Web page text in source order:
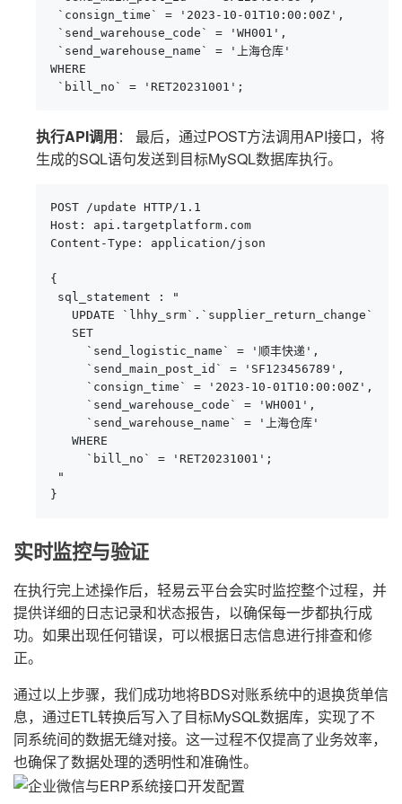
`consign_time` = '2023-10-01T10:00:00Z',
`send_warehouse_code` = 'WH001',
`send_warehouse_name` = '上海仓库'
WHERE
`bill_no` = 'RET20231001';
执行API调用： 最后，通过POST方法调用API接口，将
生成的SQL语句发送到目标MySQL数据库执行。
POST /update HTTP/1.1
Host: api.targetplatform.com
Content-Type: application/json
{
sql_statement : "
   UPDATE `lhhy_srm`.`supplier_return_change`
   SET
     `send_logistic_name` = '顺丰快递',
     `send_main_post_id` = 'SF123456789',
     `consign_time` = '2023-10-01T10:00:00Z',
     `send_warehouse_code` = 'WH001',
     `send_warehouse_name` = '上海仓库'
   WHERE
     `bill_no` = 'RET20231001';
"
}
实时监控与验证
在执行完上述操作后，轻易云平台会实时监控整个过程，并
提供详细的日志记录和状态报告，以确保每一步都执行成
功。如果出现任何错误，可以根据日志信息进行排查和修
正。
通过以上步骤，我们成功地将BDS对账系统中的退换货单信
息，通过ETL转换后写入了目标MySQL数据库，实现了不
同系统间的数据无缝对接。这一过程不仅提高了业务效率，
也确保了数据处理的透明性和准确性。